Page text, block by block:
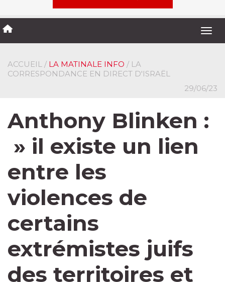
ACCUEIL / LA MATINALE INFO / LA
CORRESPONDANCE EN DIRECT D'ISRAËL
29/06/23
Anthony Blinken :
» il existe un lien
entre les
violences de
certains
extrémistes juifs
des territoires et